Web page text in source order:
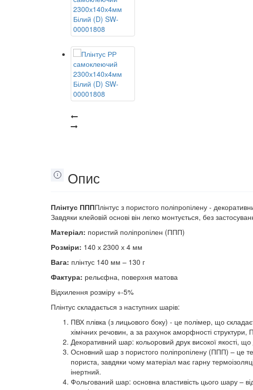
Опис
Плінтус ППППлінтус з пористого поліпропілену -
Завдяки клейовій основі він легко монтується, без
Матеріал: пористий поліпропілен (ППП)
Розміри: 140 х 2300 х 4 мм
Вага: плінтус 140 мм – 130 г
Фактура: рельєфна, поверхня матова
Відхилення розміру +-5%
Плінтус складається з наступних шарів:
ПВХ плівка (з лицьового боку) - це полімер, що
хімічних речовин, а за рахунок аморфності
Декоративний шар: кольоровий друк високої якості, що
Основний шар з пористого поліпропілену (ППП) – це
пориста, завдяки чому матеріал має гарну
інертний.
Фольгований шар: основна властивість цього шару –